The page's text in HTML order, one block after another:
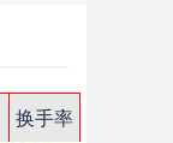
换手率